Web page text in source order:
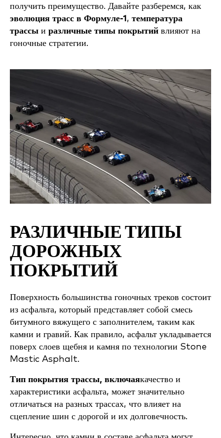
получить преимущество. Давайте разберемся, как
эволюция трасс в Формуле-1, температура
трассы и различные типы покрытий влияют на
гоночные стратегии.
РАЗЛИЧНЫЕ ТИПЫ
ДОРОЖНЫХ
ПОКРЫТИЙ
Поверхность большинства гоночных треков состоит
из асфальта, который представляет собой смесь
битумного вяжущего с заполнителем, таким как
камни и гравий. Как правило, асфальт укладывается
поверх слоев щебня и камня по технологии Stone
Mastic Asphalt.
Тип покрытия трассы, включаякачество и
характеристики асфальта, может значительно
отличаться на разных трассах, что влияет на
сцепление шин с дорогой и их долговечность.